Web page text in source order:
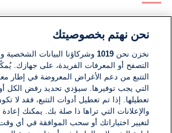
لا توجد تعليقات مكتوبة حتى الآن. كن
اكتب تعليقًا جديدًا ...
نحن نهتم بخصوصيتك
نخزن نحن1019 وشركاؤنا البيانات الشخصية
التصفح أو المعرفات الفريدة، على جهازك.
التتبع من دعم الأغراض المعروضة في إطار
التي يجب توفيرها. سيؤدي تحديد رفض الكل
تعطيلها. إذا تم تعطيل أدوات التتبع، فقد لا
والإعلانات التي تراها ذا صلة بك. يمكنك
لتغيير اختياراتك أو سحب الموافقة في أي